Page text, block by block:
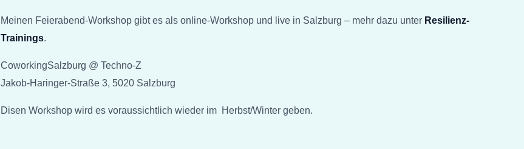
Meinen Feierabend-Workshop gibt es als online-Workshop und live in Salzburg – mehr dazu unter Resilienz-
Trainings.
CoworkingSalzburg @ Techno-Z
Jakob-Haringer-Straße 3, 5020 Salzburg
Disen Workshop wird es voraussichtlich wieder im Herbst/Winter geben.